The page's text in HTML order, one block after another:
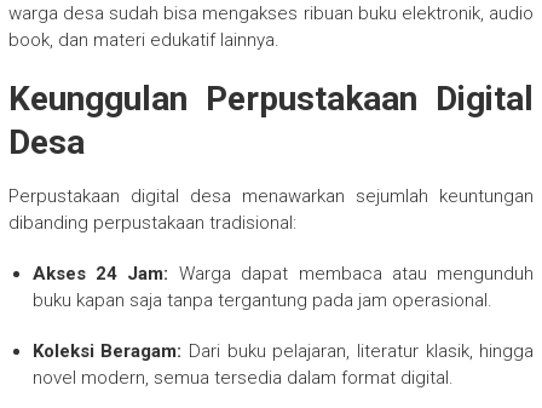
warga desa sudah bisa mengakses ribuan buku elektronik, audio
book, dan materi edukatif lainnya.
Keunggulan Perpustakaan Digital
Desa
Perpustakaan digital desa menawarkan sejumlah keuntungan
dibanding perpustakaan tradisional:
Akses 24 Jam: Warga dapat membaca atau mengunduh
buku kapan saja tanpa tergantung pada jam operasional.
Koleksi Beragam: Dari buku pelajaran, literatur klasik, hingga
novel modern, semua tersedia dalam format digital.